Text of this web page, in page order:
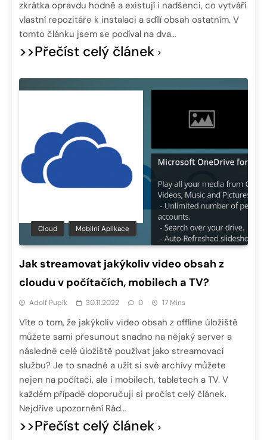
zkrátka opravdu hodně a existují i nadšenci, co vytváří
vlastní repozitáře k instalaci a sdílí obsah ostatním. V
tomto článku jsem se podíval na dva…
>>Přečíst celý článek
Cloud Mobilní Aplikace
Jak streamovat jakýkoliv video obsah z
cloudu v počítačích, mobilech a TV?
Adolf Pupík 30.11.2022 0 17 Mins
Víte o tom, že jakýkoliv video obsah z offline úložiště
můžete sami přesunout snadno na nějaký server a
následně celé úložiště používat jako streamovací
službu? Je to snadné a užít si své archívy můžete
nejen na počítači, ale i mobilech, tabletech a TV. V
každém případě doporučuji si pročíst celý článek.
Nejdříve upozornění Rád…
>>Přečíst celý článek